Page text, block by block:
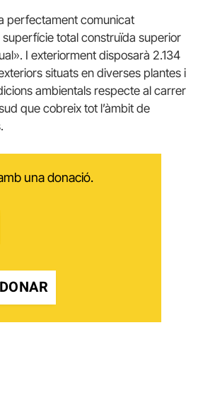
perfectament comunicat
total construïda superior
I exteriorment disposarà 2.134
situats en diverses plantes i
ambientals respecte al carrer
que cobreix tot l’àmbit de
una donació.
DONAR